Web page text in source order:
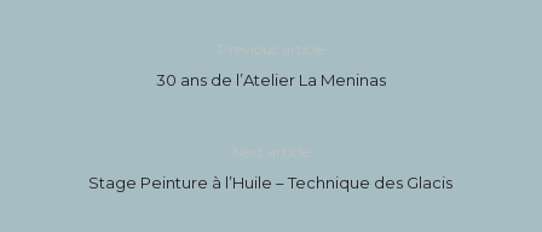
Previous article
30 ans de l’Atelier La Meninas
Next article
Stage Peinture à l’Huile – Technique des Glacis